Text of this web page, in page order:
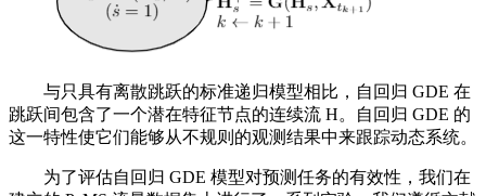
与只具有离散跳跃的标准递归模型相比，自回归 GDE 在
跳跃间包含了一个潜在特征节点的连续流 H。自回归 GDE 的
这一特性使它们能够从不规则的观测结果中来跟踪动态系统。
为了评估自回归 GDE 模型对预测任务的有效性，我们在